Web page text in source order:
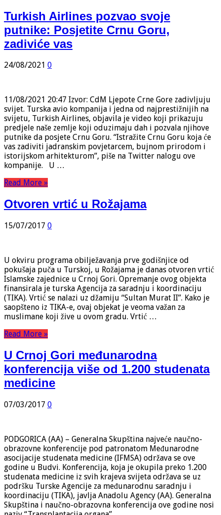
Turkish Airlines pozvao svoje
putnike: Posjetite Crnu Goru,
zadiviće vas
24/08/2021 0
11/08/2021 20:47 Izvor: CdM Ljepote Crne Gore zadivljuju
svijet. Turska avio kompanija i jedna od najprestižnijih na
svijetu, Turkish Airlines, objavila je video koji prikazuju
predjele naše zemlje koji oduzimaju dah i pozvala njihove
putnike da posjete Crnu Goru. “Istražite Crnu Goru koja će
vas zadiviti jadranskim povjetarcem, bujnom prirodom i
istorijskom arhitekturom”, piše na Twitter nalogu ove
kompanije. U …
Read More »
Otvoren vrtić u Rožajama
15/07/2017 0
U okviru programa obilježavanja prve godišnjice od
pokušaja puča u Turskoj, u Rožajama je danas otvoren vrtić
Islamske zajednice u Crnoj Gori. Opremanje ovog objekta
finansirala je turska Agencija za saradnju i koordinaciju
(TIKA). Vrtić se nalazi uz džamiju “Sultan Murat II”. Kako je
saopšteno iz TIKA-e, ovaj objekat je veoma važan za
muslimane koji žive u ovom gradu. Vrtić …
Read More »
U Crnoj Gori međunarodna
konferencija više od 1.200 studenata
medicine
07/03/2017 0
PODGORICA (AA) – Generalna Skupština najveće naučno-
obrazovne konferencije pod patronatom Međunarodne
asocijacije studenata medicine (IFMSA) održava se ove
godine u Budvi. Konferencija, koja je okupila preko 1.200
studenata medicine iz svih krajeva svijeta održava se uz
podršku Turske Agencije za međunarodnu saradnju i
koordinaciju (TIKA), javlja Anadolu Agency (AA). Generalna
Skupština i naučno-obrazovna konferencija ove godine nosi